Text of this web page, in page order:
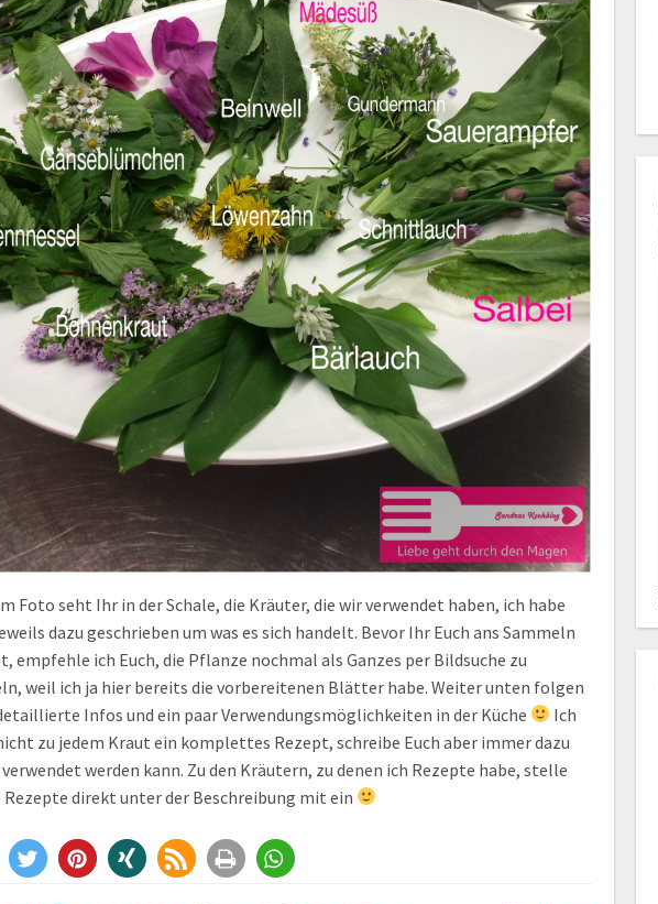
Foto seht Ihr in der Schale, die Kräuter, die wir verwendet haben, ich habe
dazu geschrieben um was es sich handelt. Bevor Ihr Euch ans Sammeln
empfehle ich Euch, die Pflanze nochmal als Ganzes per Bildsuche zu
weil ich ja hier bereits die vorbereitenen Blätter habe. Weiter unten folgen
Infos und ein paar Verwendungsmöglichkeiten in der Küche
Ich
zu jedem Kraut ein komplettes Rezept, schreibe Euch aber immer dazu
verwendet werden kann. Zu den Kräutern, zu denen ich Rezepte habe, stelle
Rezepte direkt unter der Beschreibung mit ein